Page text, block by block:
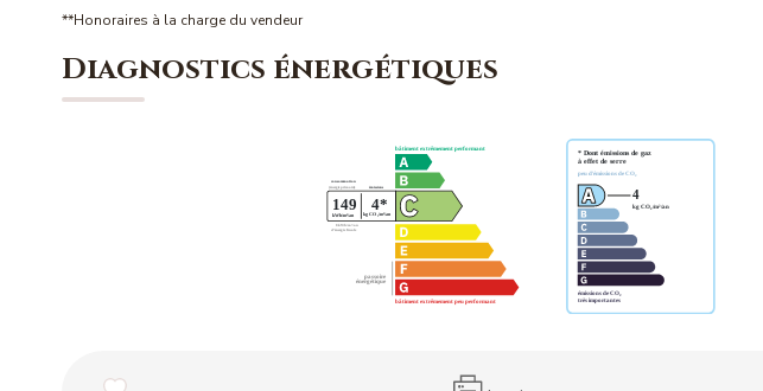
**Honoraires à la charge du vendeur
Diagnostics énergétiques